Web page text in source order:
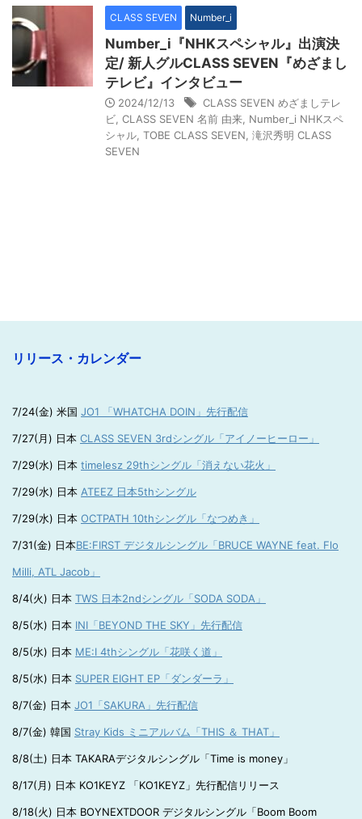
CLASS SEVEN Number_i
Number_i『NHKスペシャル』出演決
定/ 新人グルCLASS SEVEN『めざまし
テレビ』インタビュー
2024/12/13
CLASS SEVEN めざましテレ
ビ CLASS SEVEN 名前 由来 Number_i NHKスペ
シャル TOBE CLASS SEVEN 滝沢秀明 CLASS
SEVEN
リリース・カレンダー
7/24(金) 米国 JO1 「WHATCHA DOIN」先行配信
7/27(月) 日本 CLASS SEVEN 3rdシングル「アイノーヒーロー」
7/29(水) 日本 timelesz 29thシングル「消えない花火」
7/29(水) 日本 ATEEZ 日本5thシングル
7/29(水) 日本 OCTPATH 10thシングル「なつめき」
7/31(金) 日本BE:FIRST デジタルシングル「BRUCE WAYNE feat. Flo
Milli, ATL Jacob」
8/4(火) 日本 TWS 日本2ndシングル「SODA SODA」
8/5(水) 日本 INI「BEYOND THE SKY」先行配信
8/5(水) 日本 ME:I 4thシングル「花咲く道」
8/5(水) 日本 SUPER EIGHT EP「ダンダーラ」
8/7(金) 日本 JO1「SAKURA」先行配信
8/7(金) 韓国 Stray Kids ミニアルバム「THIS ＆ THAT」
8/8(土) 日本 TAKARAデジタルシングル「Time is money」
8/17(月) 日本 KO1KEYZ 「KO1KEYZ」先行配信リリース
8/18(火) 日本 BOYNEXTDOOR デジタルシングル「Boom Boom